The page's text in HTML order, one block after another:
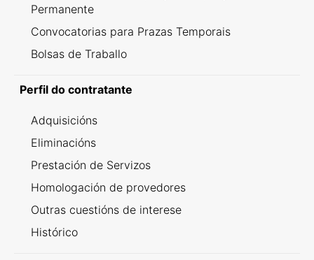
Permanente
Convocatorias para Prazas Temporais
Bolsas de Traballo
Perfil do contratante
Adquisicións
Eliminacións
Prestación de Servizos
Homologación de provedores
Outras cuestións de interese
Histórico